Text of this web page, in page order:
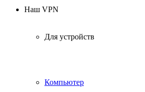
Наш VPN
Для устройств
Компьютер